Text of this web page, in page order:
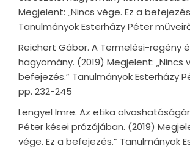
Megjelent: „Nincs vége. Ez a
Tanulmányok Esterházy Péter
Reichert Gábor. A Termelési-regény
hagyomány. (2019) Megjelent: „Nincs
befejezés.” Tanulmányok Esterházy
pp. 232-245
Lengyel Imre. Az etika
Péter kései prózájában. (2019)
vége. Ez a befejezés.” Tanulmányok